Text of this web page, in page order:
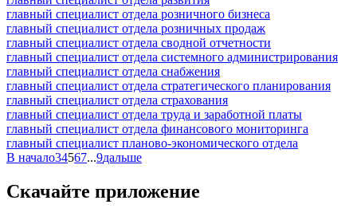
главный специалист отдела розничного бизнеса
главный специалист отдела розничных продаж
главный специалист отдела сводной отчетности
главный специалист отдела системного администрирования
главный специалист отдела снабжения
главный специалист отдела стратегического планирования
главный специалист отдела страхования
главный специалист отдела труда и заработной платы
главный специалист отдела финансового мониторинга
главный специалист планово-экономического отдела
В начало34567...9дальше
Скачайте приложение